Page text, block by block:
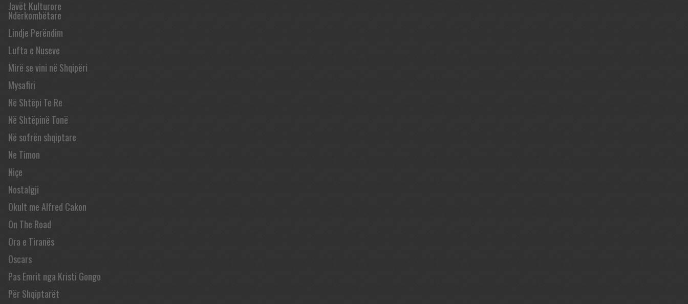
Javët Kulturore
Ndërkombëtare
Lindje Perëndim
Lufta e Nuseve
Mirë se vini në Shqipëri
Mysafiri
Në Shtëpi Te Re
Në Shtëpinë Tonë
Në sofrën shqiptare
Ne Timon
Niçe
Nostalgji
Okult me Alfred Cakon
On The Road
Ora e Tiranës
Oscars
Pas Emrit nga Kristi Gongo
Për Shqiptarët